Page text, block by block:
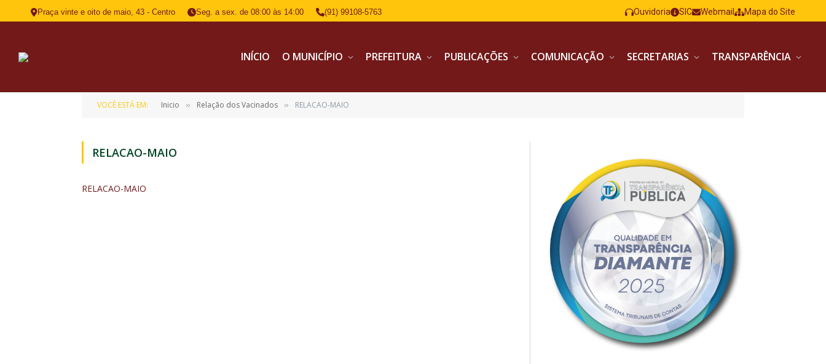
Praça vinte e oito de maio, 43 - Centro Seg. a sex. de 08:00 às 14:00 (91) 99108-5763 Ouvidoria SIC Webmail Mapa do Site
INÍCIO O MUNICÍPIO PREFEITURA PUBLICAÇÕES COMUNICAÇÃO SECRETARIAS TRANSPARÊNCIA
VOCÊ ESTÁ EM: Inicio » Relação dos Vacinados » RELACAO-MAIO
RELACAO-MAIO
RELACAO-MAIO